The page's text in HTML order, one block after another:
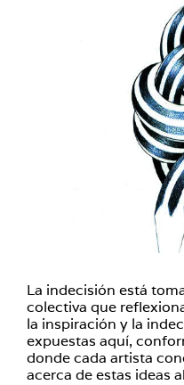
La indecisión está
colectiva que
la inspiración y la
expuestas aquí,
donde cada artista
acerca de estas ideas